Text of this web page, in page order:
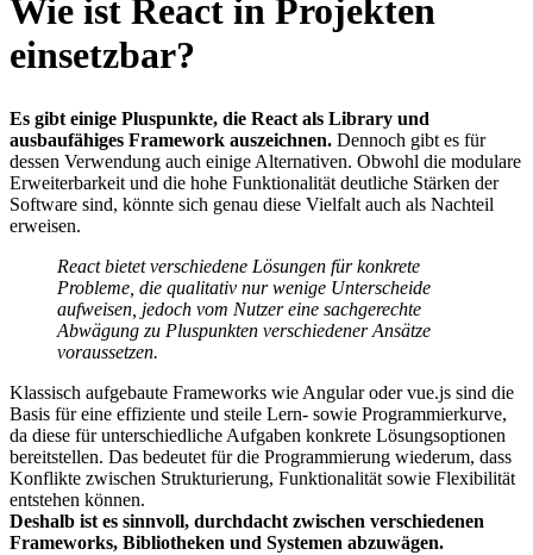
Wie ist React in Projekten
einsetzbar?
Es gibt einige Pluspunkte, die React als Library und
ausbaufähiges Framework auszeichnen. Dennoch gibt es für
dessen Verwendung auch einige Alternativen. Obwohl die modulare
Erweiterbarkeit und die hohe Funktionalität deutliche Stärken der
Software sind, könnte sich genau diese Vielfalt auch als Nachteil
erweisen.
React bietet verschiedene Lösungen für konkrete
Probleme, die qualitativ nur wenige Unterscheide
aufweisen, jedoch vom Nutzer eine sachgerechte
Abwägung zu Pluspunkten verschiedener Ansätze
voraussetzen.
Klassisch aufgebaute Frameworks wie Angular oder vue.js sind die
Basis für eine effiziente und steile Lern- sowie Programmierkurve,
da diese für unterschiedliche Aufgaben konkrete Lösungsoptionen
bereitstellen. Das bedeutet für die Programmierung wiederum, dass
Konflikte zwischen Strukturierung, Funktionalität sowie Flexibilität
entstehen können.
Deshalb ist es sinnvoll, durchdacht zwischen verschiedenen
Frameworks, Bibliotheken und Systemen abzuwägen.